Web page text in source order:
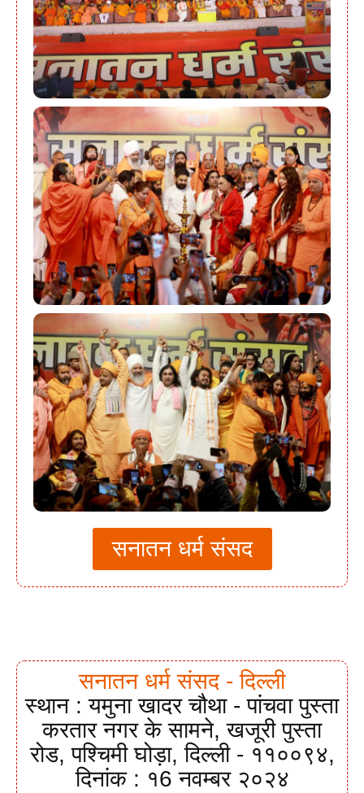
सनातन धर्म संसद
सनातन धर्म संसद - दिल्ली
स्थान : यमुना खादर चौथा - पांचवा पुस्ता
करतार नगर के सामने, खजूरी पुस्ता
रोड, पश्चिमी घोड़ा, दिल्ली - ११००९४,
दिनांक : १6 नवम्बर २०२४